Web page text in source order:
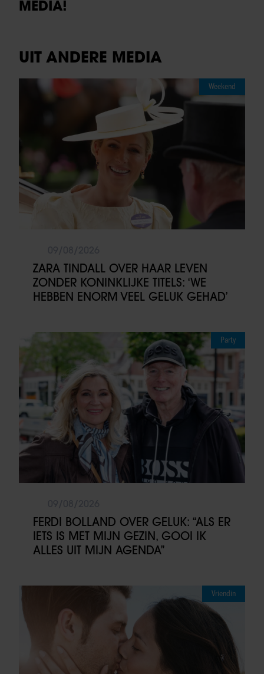
MEDIA!
UIT ANDERE MEDIA
Weekend
ZARA TINDALL OVER HAAR LEVEN
ZONDER KONINKLIJKE TITELS: ‘WE
HEBBEN ENORM VEEL GELUK GEHAD’
Party
FERDI BOLLAND OVER GELUK: “ALS ER
IETS IS MET MIJN GEZIN, GOOI IK
ALLES UIT MIJN AGENDA”
Vriendin